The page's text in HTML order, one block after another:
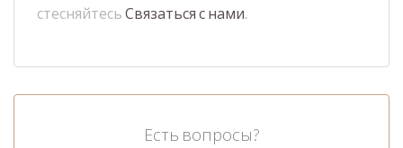
стесняйтесь Связаться с нами.
Есть вопросы?